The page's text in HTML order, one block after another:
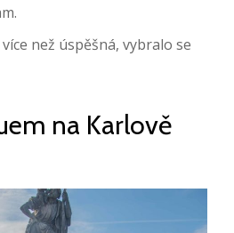
než úspěšná, vybralo se
na Karlově